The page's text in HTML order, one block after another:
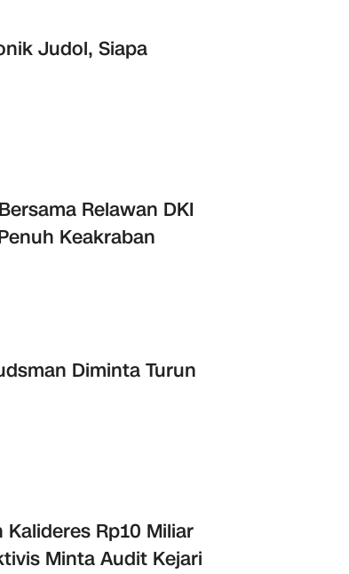
Judol, Siapa
Relawan DKI
Keakraban
Diminta Turun
Rp10 Miliar
Minta Audit Kejari